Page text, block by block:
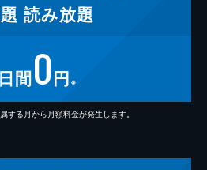
読み放題
日間0円 ※
する月から月額料金が発生します。